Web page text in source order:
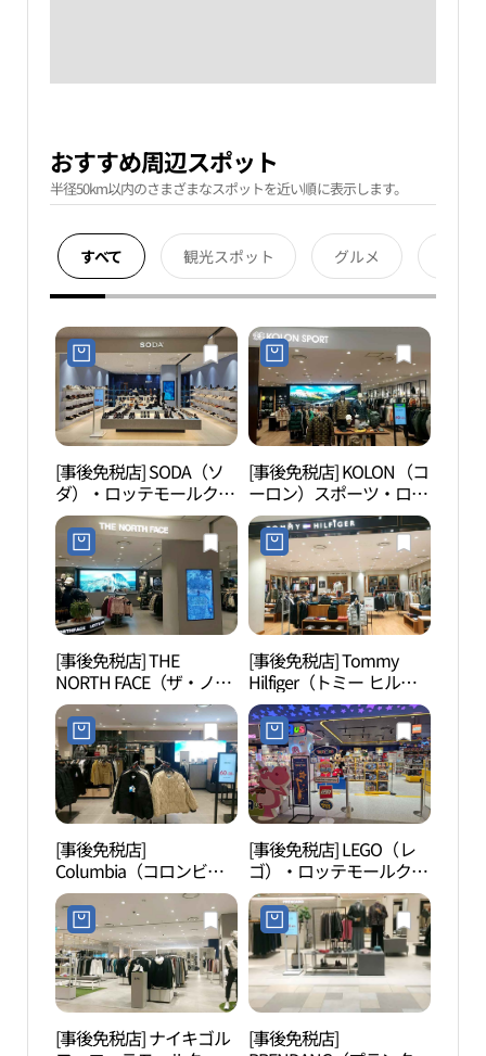
おすすめ周辺スポット
半径50km以内のさまざまなスポットを近い順に表示します。
すべて 観光スポット グルメ
[事後免税店] SODA（ソ
ダ）・ロッテモールクァ
ンミョン（光明）店(소
다 롯데몰 광명점)
[事後免税店] KOLON（コ
ーロン）スポーツ・ロッ
テモールクァンミョン
（光明）店(코오롱스포
츠 롯데몰 광명점)
[事後免税店] THE
NORTH FACE（ザ・ノー
ス・フェイス）・ロッテ
モールクァンミョン（光
明）店(노스페이스 롯데
몰 광명점)
[事後免税店] Tommy
Hilfiger（トミー ヒルフ
ィガー）・ロッテモール
クァンミョン（光明）店
(타미힐피거 롯데몰 광명
점)
[事後免税店]
Columbia（コロンビ
ア）・ロッテモールクァ
ンミョン（光明）店(컬
럼비아 롯데몰 광명점)
[事後免税店] LEGO（レ
ゴ）・ロッテモールクァ
ンミョン（光明）店(레
고 롯데몰 광명점)
[事後免税店] ナイキゴル
[事後免税店]